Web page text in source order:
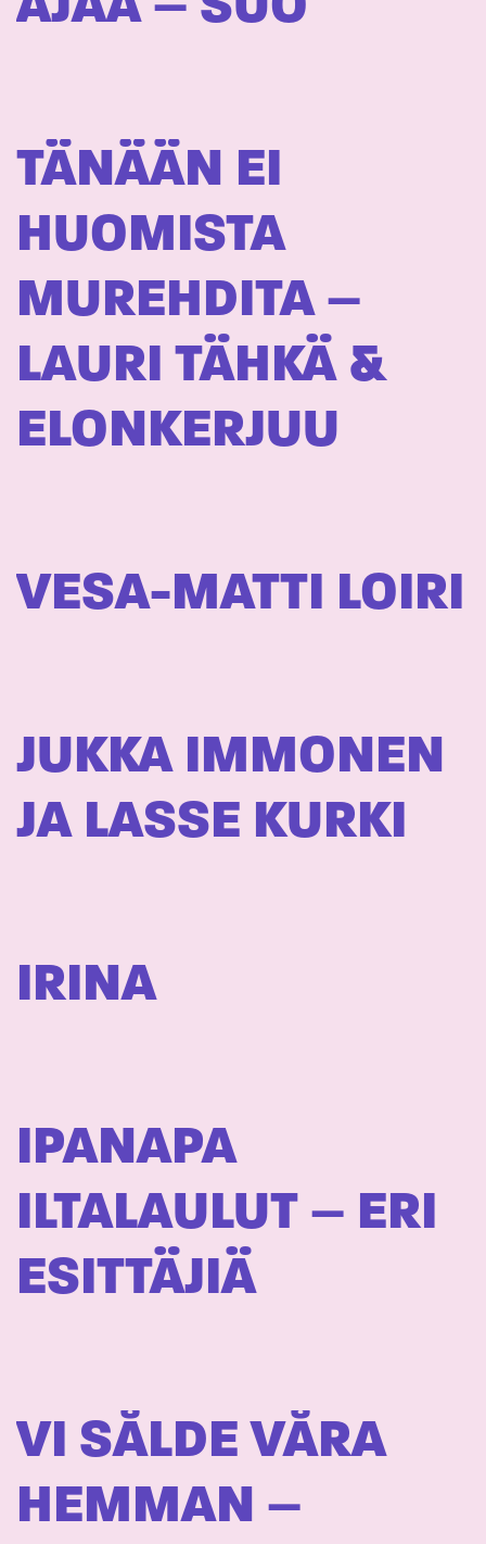
TÄNÄÄN EI
HUOMISTA
MUREHDITA –
LAURI TÄHKÄ &
ELONKERJUU
VESA-MATTI LOIRI
JUKKA IMMONEN
JA LASSE KURKI
IRINA
IPANAPA
ILTALAULUT – ERI
ESITTÄJIÄ
VI SÅLDE VÅRA
HEMMAN –